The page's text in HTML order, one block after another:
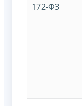
172-ФЗ